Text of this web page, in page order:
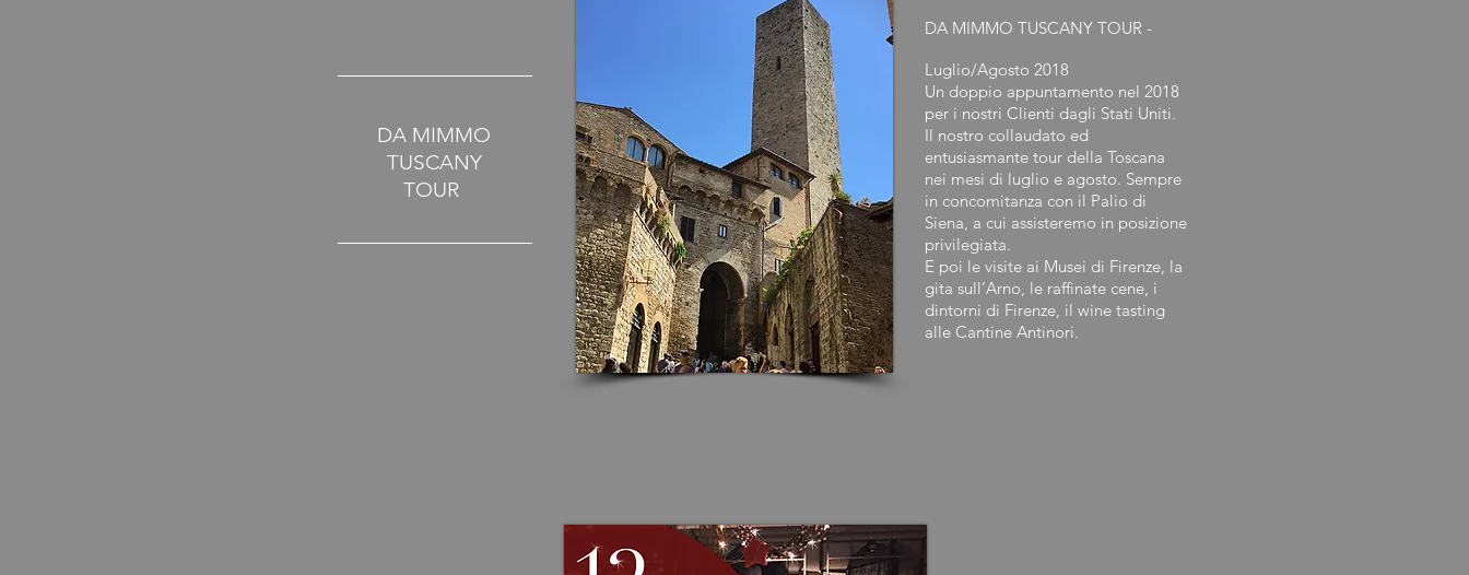
DA MIMMO TUSCANY TOUR -
Luglio/Agosto 2018
Un doppio appuntamento nel 2018
per i nostri Clienti dagli Stati Uniti.
Il nostro collaudato ed
entusiasmante tour della Toscana
nei mesi di luglio e agosto. Sempre
in concomitanza con il Palio di
Siena, a cui assisteremo in posizione
privilegiata.
E poi le visite ai Musei di Firenze, la
gita sull’Arno, le raffinate cene, i
dintorni di Firenze, il wine tasting
alle Cantine Antinori.
DA MIMMO
TUSCANY
TOUR